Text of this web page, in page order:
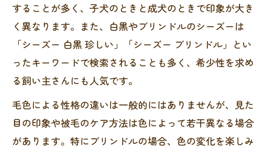
することが多く、子犬のときと成犬のときで印象が大き
く異なります。また、白黒やブリンドルのシーズーは
「シーズー 白黒 珍しい」「シーズー ブリンドル」とい
ったキーワードで検索されることも多く、希少性を求め
る飼い主さんにも人気です。
毛色による性格の違いは一般的にはありませんが、見た
目の印象や被毛のケア方法は色によって若干異なる場合
があります。特にブリンドルの場合、色の変化を楽しみ